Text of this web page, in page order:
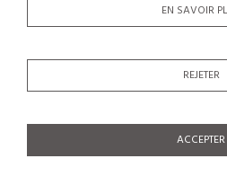
EN SAVOIR
REJETER
ACCEPTER
Table par Marcel
PRIX SUR